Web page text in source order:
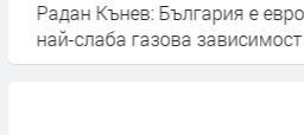
Радан Кънев: България е
най-слаба газова